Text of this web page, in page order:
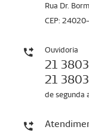
Rua Dr.
CEP:
Ouvidoria
21
21
de segunda